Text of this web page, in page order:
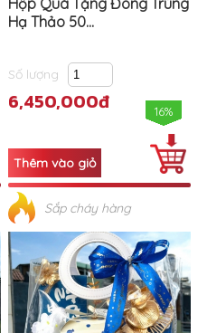
Hạ Thảo 50...
Số lượng
6,450,000đ 16%
Sắp cháy hàng